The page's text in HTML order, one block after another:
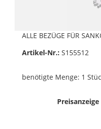
ALLE BEZÜGE FÜR
Artikel-Nr.: S155512
benötigte Menge: 1